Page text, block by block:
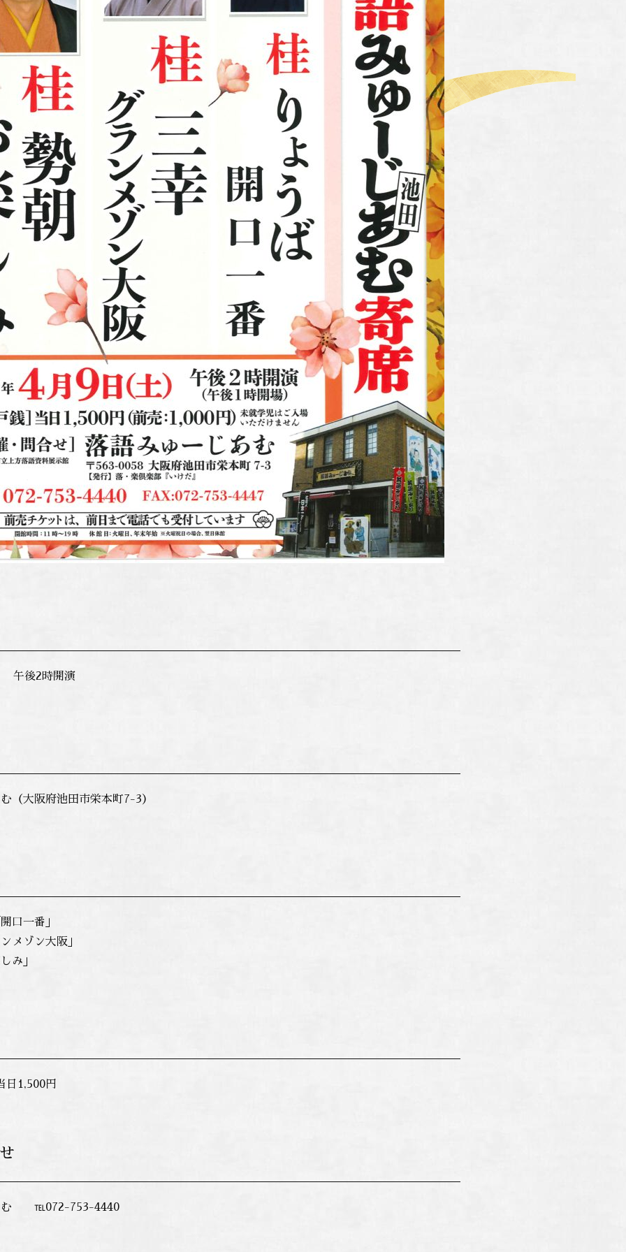
午後2時開演
（大阪府池田市栄本町7-3）
口一番」
メゾン大阪」
み」
1,500円
む ℡072-753-4440